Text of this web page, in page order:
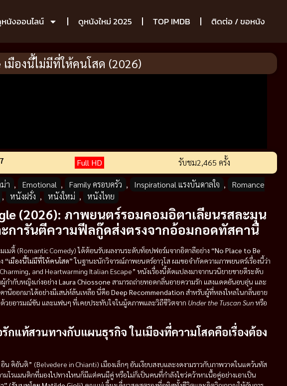
นังออนไลน์ ดูหนังใหม่ 2025 TOP IMDB ติดต่อ / ขอหนัง
เมืองนี้ไม่มีที่ให้คนโสด (2026)
Full HD รับชม2,465 ครั้ง
า , Emotional , Family ครอบครัว , Inspirational แรงบันดาลใจ ,
Romance
, หนังฝรั่ง , หนังใหม่ , หนังไทย
(2026): ภาพยนตร์รอมคอมอิตาเลียนรสละมุน
การันตีความฟีลกู๊ดส่งตรงจากอ้อมกอดทัสคานี
มดี้ (Romantic Comedy) ได้ต้อนรับผลงานระดับท็อปฟอร์มจากอิตาลีอย่าง “No Place to Be
“เมืองนี้ไม่มีที่ให้คนโสด”ในฐานะนักวิจารณ์ภาพยนตร์อาวุโส ผมขอจำกัดความภาพยนตร์เรื่องนี้ว่า
and Heartwarming Italian Escape” หนังเรื่องนี้ดัดแปลงมาจากนวนิยายขายดีระดับ
กำกับหญิงเก่งอย่าง Laura Chiossone สามารถถ่ายทอดกลิ่นอายความรัก แสงแดดอันอบอุ่น และ
นีออกมาได้อย่างมีเสน่ห์ล้นเหลือ นี่คือ Deep Recommendation สำหรับผู้ที่หลงใหลในกลิ่นอาย
วยอารมณ์ขัน และแฟนๆ ที่เคยประทับใจในมู้ดภาพและวิถีชีวิตจาก Under the Tuscan Sun หรือ
รักแท้สวนทางกับแผนธุรกิจ ในเมืองที่ความโสดคือเรื่องต้อง
อิน คิอันติ” (Belvedere in Chianti) เมืองเล็กๆ อันเงียบสงบและงดงามราวกับภาพวาดในแคว้นทัส
โรแมนติกที่มองไปทางไหนก็มีแต่คนมีคู่ หรือไม่ก็เป็นคนที่กำลังไขว่คว้าหาเนื้อคู่อย่างเอาเป็น